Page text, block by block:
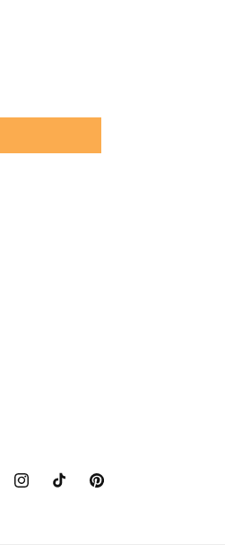
InstagramTikTok Pinterest